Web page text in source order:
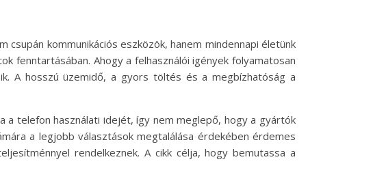
kommunikációs eszközök, hanem mindennapi életünk
fenntartásában. Ahogy a felhasználói igények folyamatosan
A hosszú üzemidő, a gyors töltés és a megbízhatóság a
a telefon használati idejét, így nem meglepő, hogy a gyártók
a legjobb választások megtalálása érdekében érdemes
rendelkeznek. A cikk célja, hogy bemutassa a